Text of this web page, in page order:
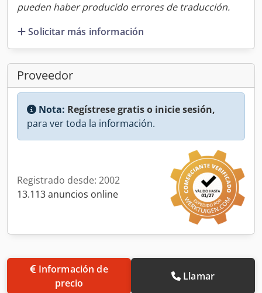
pueden haber producido errores de traducción.
Solicitar más información
Proveedor
Nota: Regístrese gratis o inicie sesión,
para ver toda la información.
Registrado desde: 2002
13.113 anuncios online
precio
Llamar